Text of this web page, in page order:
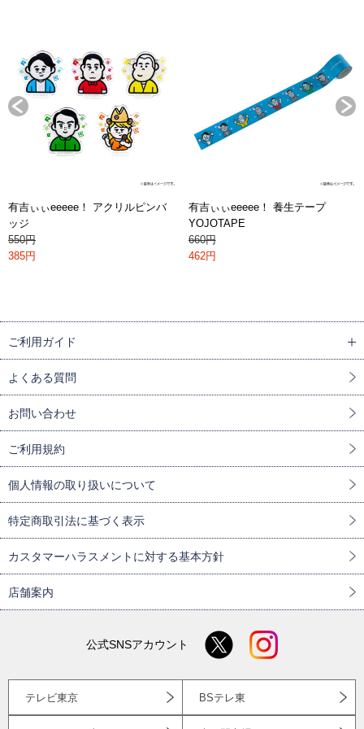
有吉ぃぃeeeee！ アクリルピンバ
ッジ
550円
385円
有吉ぃぃeeeee！ 養生テープ
YOJOTAPE
660円
462円
ご利用ガイド
よくある質問
お問い合わせ
ご利用規約
個人情報の取り扱いについて
特定商取引法に基づく表示
カスタマーハラスメントに対する基本方針
店舗案内
公式SNSアカウント
テレビ東京 BSテレ東